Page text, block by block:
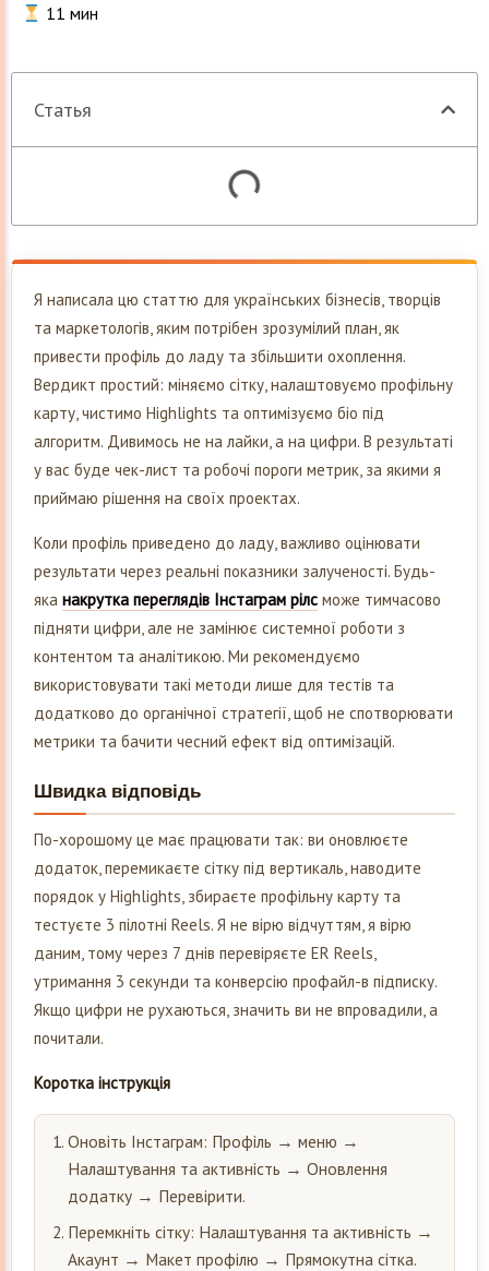
11 мин
Статья
Я написала цю статтю для українських бізнесів, творців
та маркетологів, яким потрібен зрозумілий план, як
привести профіль до ладу та збільшити охоплення.
Вердикт простий: міняємо сітку, налаштовуємо профільну
карту, чистимо Highlights та оптимізуємо біо під
алгоритм. Дивимось не на лайки, а на цифри. В результаті
у вас буде чек-лист та робочі пороги метрик, за якими я
приймаю рішення на своїх проектах.
Коли профіль приведено до ладу, важливо оцінювати
результати через реальні показники залученості. Будь-
яка накрутка переглядів Інстаграм рілс може тимчасово
підняти цифри, але не замінює системної роботи з
контентом та аналітикою. Ми рекомендуємо
використовувати такі методи лише для тестів та
додатково до органічної стратегії, щоб не спотворювати
метрики та бачити чесний ефект від оптимізацій.
Швидка відповідь
По-хорошому це має працювати так: ви оновлюєте
додаток, перемикаєте сітку під вертикаль, наводите
порядок у Highlights, збираєте профільну карту та
тестуєте 3 пілотні Reels. Я не вірю відчуттям, я вірю
даним, тому через 7 днів перевіряєте ER Reels,
утримання 3 секунди та конверсію профайл-в підписку.
Якщо цифри не рухаються, значить ви не впровадили, а
почитали.
Коротка інструкція
Оновіть Інстаграм: Профіль → меню →
Налаштування та активність → Оновлення
додатку → Перевірити.
Перемкніть сітку: Налаштування та активність →
Акаунт → Макет профілю → Прямокутна сітка.